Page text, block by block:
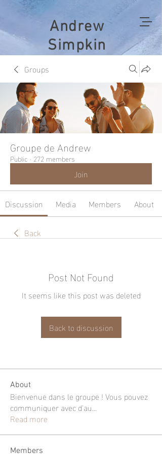
Andrew
Simpkin
Groups
Groupe de Andrew
Public · 272 members
Join
Discussion Media Members
About
Back
Post Not Found
It seems like this post was deleted
Back to discussion
About
Bienvenue dans le groupe ! Vous pouvez
communiquer avec d'au...
Read more
Members